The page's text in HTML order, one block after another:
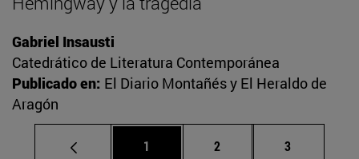
Gabriel Insausti
Catedrático de Literatura Contemporánea
Publicado en: El Diario Montañés y El Heraldo de
Aragón
Página
1 Página
2 Página
3